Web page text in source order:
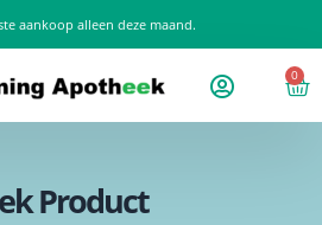
aankoop alleen deze maand.
0
Product